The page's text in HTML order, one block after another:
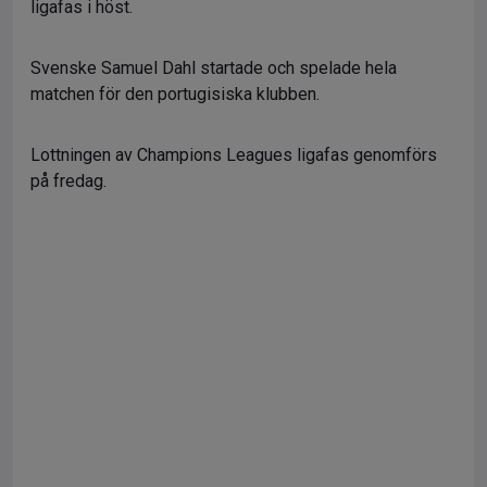
ligafas i höst.
Svenske Samuel Dahl startade och spelade hela
matchen för den portugisiska klubben.
Lottningen av Champions Leagues ligafas genomförs
på fredag.